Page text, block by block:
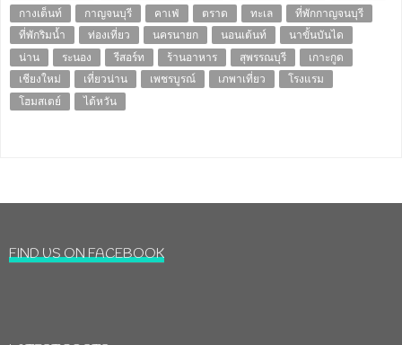
กางเต็นท์
กาญจนบุรี คาเฟ่ ตราด ทะเล
ที่พักกาญจนบุรี
ที่พักริมน้ำ
ท่องเที่ยว นครนายก นอนเต้นท์
นาขั้นบันได
น่าน
ระนอง รีสอร์ท ร้านอาหาร สุพรรณบุรี
เกาะกูด
เชียงใหม่
เที่ยวน่าน เพชรบูรณ์ เภพาเที่ยว
โรงแรม
โฮมสเตย์
ไต้หวัน
FIND US ON FACEBOOK